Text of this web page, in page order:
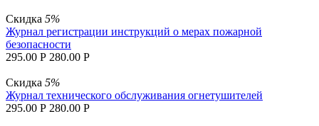
Скидка 5%
Журнал регистрации инструкций о мерах пожарной
безопасности
295.00 Р 280.00 Р
Скидка 5%
Журнал технического обслуживания огнетушителей
295.00 Р 280.00 Р